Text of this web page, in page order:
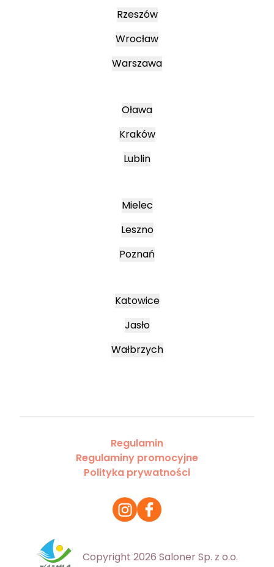
Rzeszów
Wrocław
Warszawa
Oława
Kraków
Lublin
Mielec
Leszno
Poznań
Katowice
Jasło
Wałbrzych
Regulamin
Regulaminy promocyjne
Polityka prywatności
Copyright 2026 Saloner Sp. z o.o.